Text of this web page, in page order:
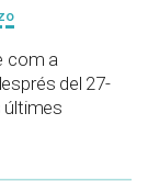
com a
del 27-
últimes